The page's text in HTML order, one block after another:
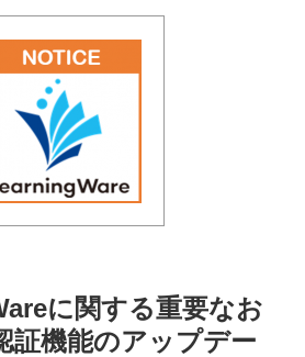
に関する重要なお
証機能のアップデー